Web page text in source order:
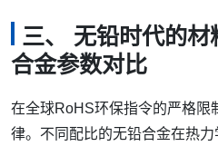
三、 无铅时代的
合金参数对比
在全球RoHS环保指令的严格限
律。不同配比的无铅合金在热力